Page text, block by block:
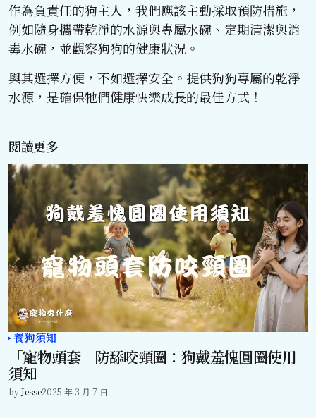
作為負責任的狗主人，我們應該主動採取預防措施，
例如隨身攜帶乾淨的水源與專屬水碗、定期清潔與消
毒水碗，並觀察狗狗的健康狀況。
與其選擇方便，不如選擇安全。提供狗狗專屬的乾淨
水源，是確保牠們健康快樂成長的最佳方式！
閱讀更多
養狗須知
「寵物頭套」防舔咬頸圈：狗戴羞愧圓圈使用
須知
byJesse2025 年 3 月 7 日